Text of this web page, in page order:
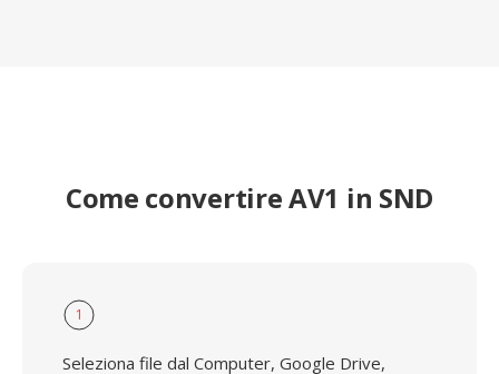
Come convertire AV1 in SND
1
Seleziona file dal Computer, Google Drive,